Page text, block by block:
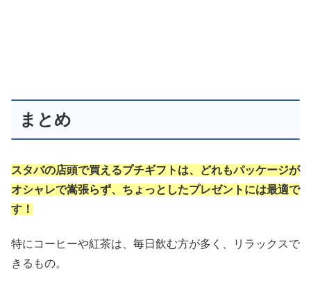
まとめ
スタバの店頭で買えるプチギフトは、どれもパッケージが
オシャレで嵩張らず、ちょっとしたプレゼントには最適で
す！
特にコーヒーや紅茶は、毎日飲む方が多く、リラックスで
きるもの。